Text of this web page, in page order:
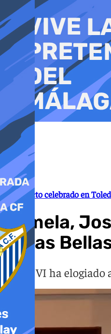
al
contenido
En un acto celebrado en
Camela,
en las
Felipe VI ha